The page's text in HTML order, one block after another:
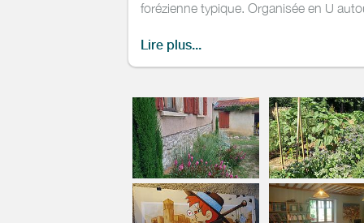
forézienne typique. Organisée en U
démarche de réhabilitation
Sa composition
D’une capacité maximale de 15
d’une grande cuisine, d’une salle de
2 salles de douche et de 3 wc (dont
fraîcheur de la maison en raison de sa
Lire plus...